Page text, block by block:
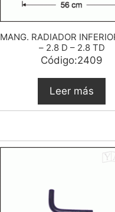
MANG. RADIADOR
– 2.8 D – 2.8 TD
Código:2409
Leer más